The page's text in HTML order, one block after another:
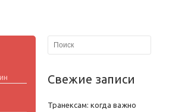
Свежие записи
Транексам: когда важно